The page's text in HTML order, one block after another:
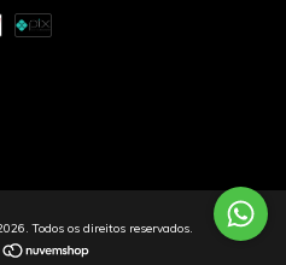
Todos os direitos reservados.